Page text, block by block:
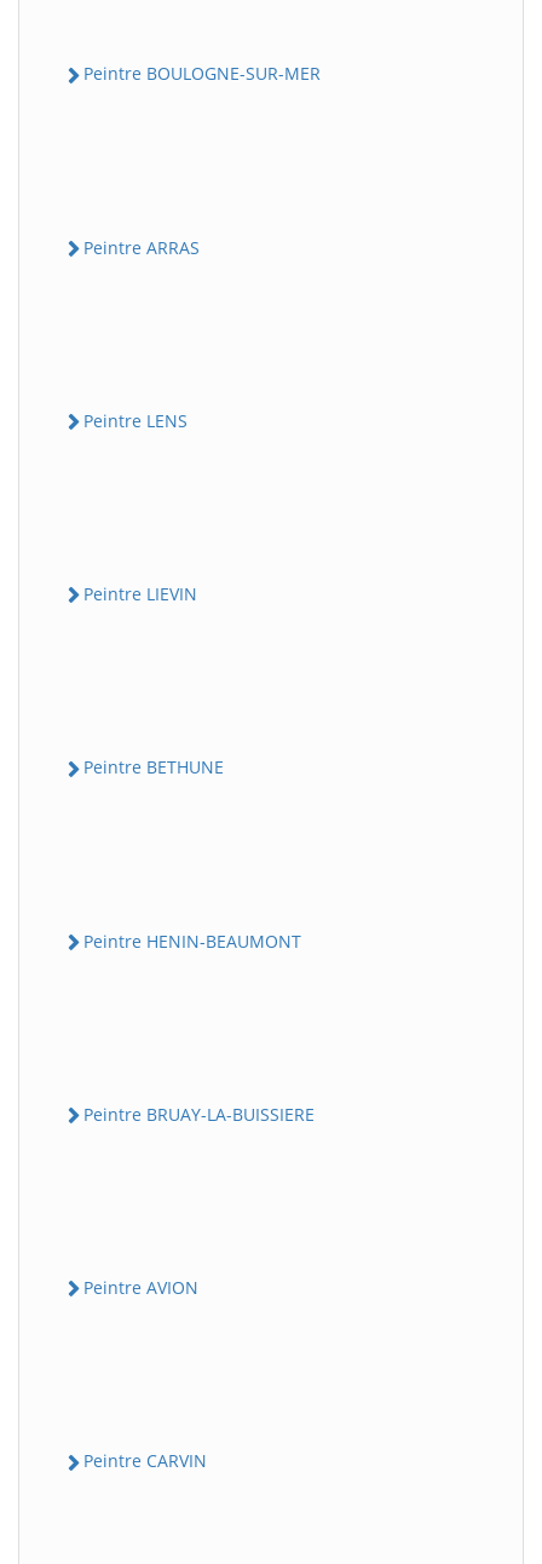
Peintre BOULOGNE-SUR-MER
Peintre ARRAS
Peintre LENS
Peintre LIEVIN
Peintre BETHUNE
Peintre HENIN-BEAUMONT
Peintre BRUAY-LA-BUISSIERE
Peintre AVION
Peintre CARVIN